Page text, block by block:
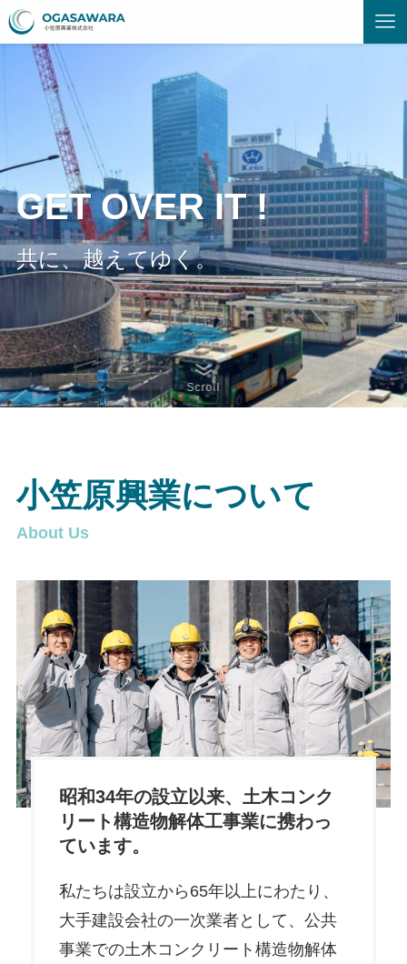
GET OVER IT !
共に、越えてゆく。
Scroll
小笠原興業について
About Us
昭和34年の設立以来、土木コンク
リート構造物解体工事業に携わっ
ています。
私たちは設立から65年以上にわたり、
大手建設会社の一次業者として、公共
事業での土木コンクリート構造物解体